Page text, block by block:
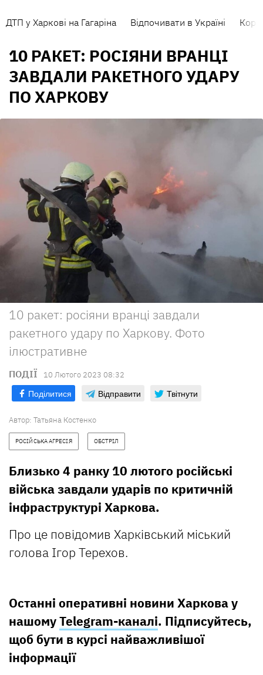
ДТП у Харкові на Гагаріна Відпочивати в Україні
10 РАКЕТ: РОСІЯНИ ВРАНЦІ
ЗАВДАЛИ РАКЕТНОГО УДАРУ
ПО ХАРКОВУ
10 ракет: росіяни вранці завдали
ракетного удару по Харкову. Фото
ілюстративне
ПОДІЇ 10 Лютого 2023 08:32
Поділитися Відправити Твітнути
Автор: Татьяна Костенко
РОСІЙСЬКА АГРЕСІЯ ОБСТРІЛ
Близько 4 ранку 10 лютого російські
війська завдали ударів по критичній
інфраструктурі Харкова.
Про це повідомив Харківський міський
голова Ігор Терехов.
Останні оперативні новини Харкова у
нашомуTelegram-каналі. Підписуйтесь,
щоб бути в курсі найважливішої
інформації